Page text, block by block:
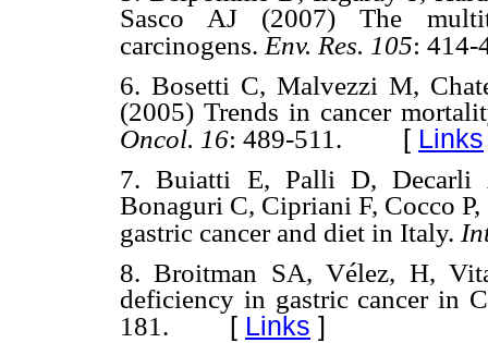
Sasco AJ (2007) The
carcinogens. Env. Res. 105: 414-
6. Bosetti C, Malvezzi M,
(2005) Trends in cancer
Oncol. 16: 489-511. [ Links
7. Buiatti E, Palli D, Decarli
Bonaguri C, Cipriani F, Cocco
gastric cancer and diet in Italy.
8. Broitman SA, Vélez, H,
deficiency in gastric cancer in
181. [ Links ]